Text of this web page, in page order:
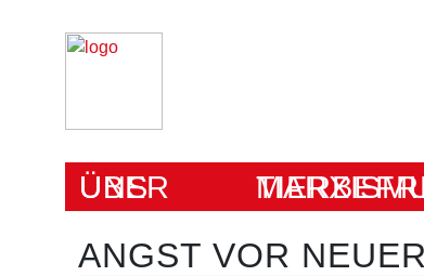
ÜBER UNS MARXISMUS UND
ANGST VOR